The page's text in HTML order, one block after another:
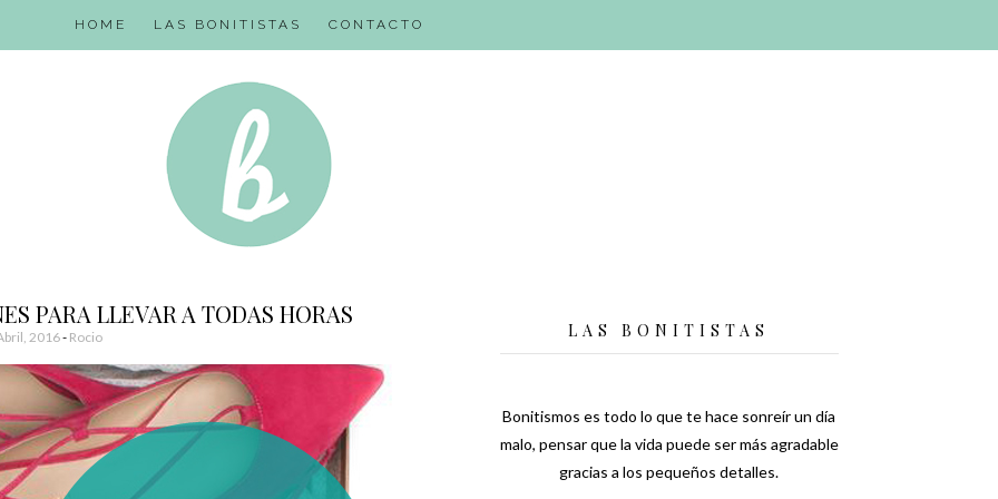
HOME LAS BONITISTAS CONTACTO
PARA LLEVAR A TODAS HORAS
2016- Rocio LAS BONITISTAS
Bonitismos es todo lo que te hace sonreír un día
malo, pensar que la vida puede ser más agradable
gracias a los pequeños detalles.